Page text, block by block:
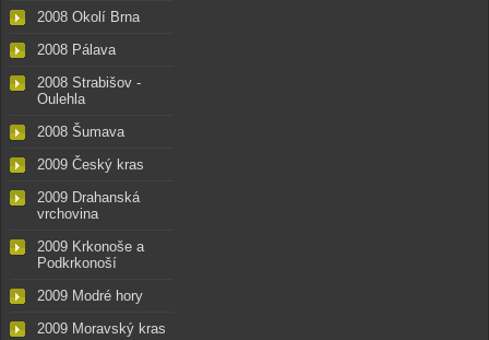
2008 Okolí Brna
2008 Pálava
2008 Strabišov -
Oulehla
2008 Šumava
2009 Český kras
2009 Drahanská
vrchovina
2009 Krkonoše a
Podkrkonoší
2009 Modré hory
2009 Moravský kras